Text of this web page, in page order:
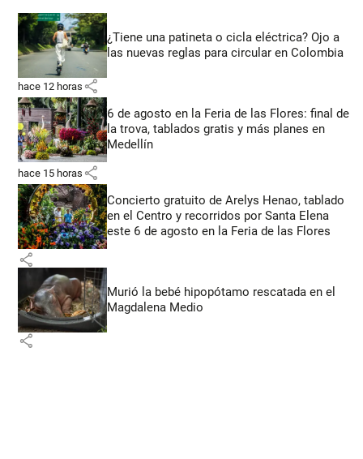
¿Tiene una patineta o cicla eléctrica? Ojo a
las nuevas reglas para circular en Colombia
hace 12 horas share
6 de agosto en la Feria de las Flores: final de
la trova, tablados gratis y más planes en
Medellín
hace 15 horas share
Concierto gratuito de Arelys Henao, tablado
en el Centro y recorridos por Santa Elena
este 6 de agosto en la Feria de las Flores
share
Murió la bebé hipopótamo rescatada en el
Magdalena Medio
share